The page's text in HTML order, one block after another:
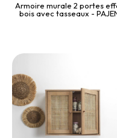
Armoire murale 2 portes
bois avec tasseaux -